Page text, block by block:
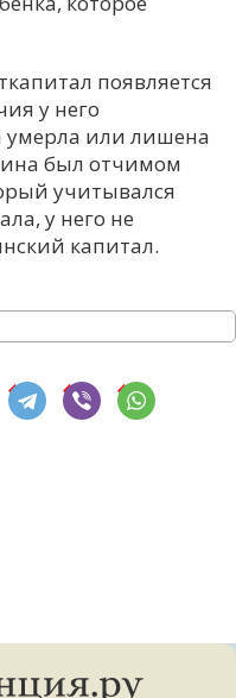
появляется
у него
умерла или лишена
был отчимом
учитывался
у него не
капитал.